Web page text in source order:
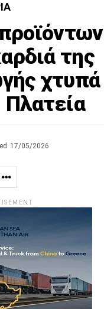
της
χτυπά
17/05/2026